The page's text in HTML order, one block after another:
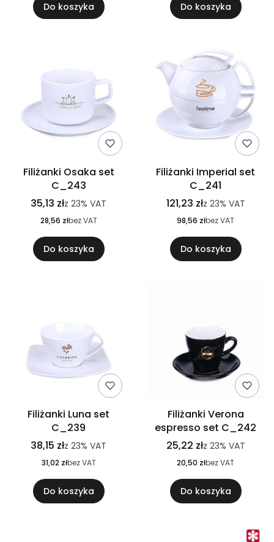
Do koszyka Do koszyka
Filiżanki Osaka set
C_243
35,13 złz 23% VAT
28,56 złbez VAT
Do koszyka
Filiżanki Imperial set
C_241
121,23 złz 23% VAT
98,56 złbez VAT
Do koszyka
Filiżanki Luna set
C_239
38,15 złz 23% VAT
31,02 złbez VAT
Do koszyka
Filiżanki Verona
espresso set C_242
25,22 złz 23% VAT
20,50 złbez VAT
Do koszyka